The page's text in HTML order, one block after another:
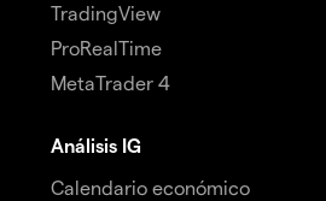
TradingView
ProRealTime
MetaTrader 4
Análisis IG
Calendario económico